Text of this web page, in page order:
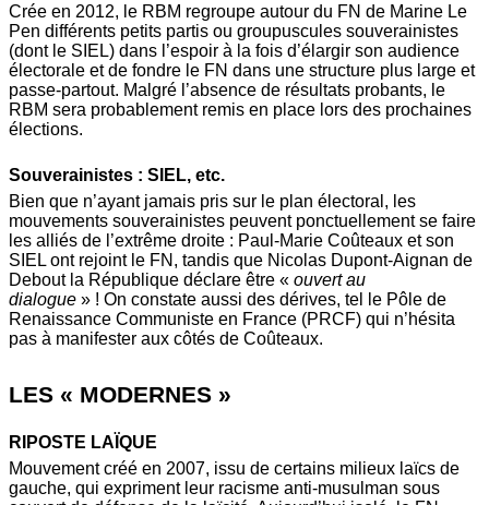
Crée en 2012, le RBM regroupe autour du FN de Marine Le
Pen différents petits partis ou groupuscules souverainistes
(dont le SIEL) dans l’espoir à la fois d’élargir son audience
électorale et de fondre le FN dans une structure plus large et
passe-partout. Malgré l’absence de résultats probants, le
RBM sera probablement remis en place lors des prochaines
élections.
Souverainistes : SIEL, etc.
Bien que n’ayant jamais pris sur le plan électoral, les
mouvements souverainistes peuvent ponctuellement se faire
les alliés de l’extrême droite : Paul-Marie Coûteaux et son
SIEL ont rejoint le FN, tandis que Nicolas Dupont-Aignan de
Debout la République déclare être « ouvert au
dialogue » ! On constate aussi des dérives, tel le Pôle de
Renaissance Communiste en France (PRCF) qui n’hésita
pas à manifester aux côtés de Coûteaux.
LES « MODERNES »
RIPOSTE LAÏQUE
Mouvement créé en 2007, issu de certains milieux laïcs de
gauche, qui expriment leur racisme anti-musulman sous